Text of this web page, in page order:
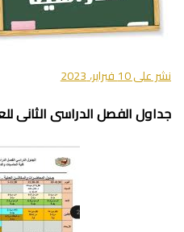
نشر على10 فبراير، 2023
جداول الفصل الدراسى الثانى للعام